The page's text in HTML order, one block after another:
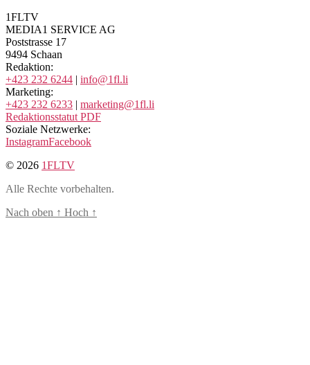
1FLTV
MEDIA1 SERVICE AG
Poststrasse 17
9494 Schaan
Redaktion:
+423 232 6244 | info@1fl.li
Marketing:
+423 232 6233 | marketing@1fl.li
Redaktionsstatut PDF
Soziale Netzwerke:
InstagramFacebook
© 2026 1FLTV
Alle Rechte vorbehalten.
Nach oben ↑ Hoch ↑